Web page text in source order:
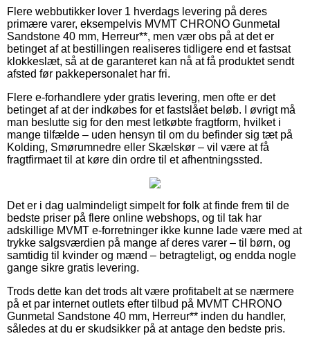
Flere webbutikker lover 1 hverdags levering på deres
primære varer, eksempelvis MVMT CHRONO Gunmetal
Sandstone 40 mm, Herreur**, men vær obs på at det er
betinget af at bestillingen realiseres tidligere end et fastsat
klokkeslæt, så at de garanteret kan nå at få produktet sendt
afsted før pakkepersonalet har fri.
Flere e-forhandlere yder gratis levering, men ofte er det
betinget af at der indkøbes for et fastslået beløb. I øvrigt må
man beslutte sig for den mest letkøbte fragtform, hvilket i
mange tilfælde – uden hensyn til om du befinder sig tæt på
Kolding, Smørumnedre eller Skælskør – vil være at få
fragtfirmaet til at køre din ordre til et afhentningssted.
Det er i dag ualmindeligt simpelt for folk at finde frem til de
bedste priser på flere online webshops, og til tak har
adskillige MVMT e-forretninger ikke kunne lade være med at
trykke salgsværdien på mange af deres varer – til børn, og
samtidig til kvinder og mænd – betragteligt, og endda nogle
gange sikre gratis levering.
Trods dette kan det trods alt være profitabelt at se nærmere
på et par internet outlets efter tilbud på MVMT CHRONO
Gunmetal Sandstone 40 mm, Herreur** inden du handler,
således at du er skudsikker på at antage den bedste pris.